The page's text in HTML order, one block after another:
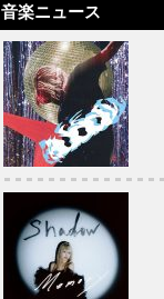
音楽ニュース